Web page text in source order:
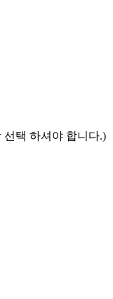
선택 하셔야 합니다.)